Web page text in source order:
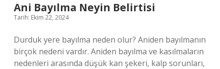
Ani Bayılma Neyin Belirtisi
Tarih: Ekim 22, 2024
Durduk yere bayılma neden olur? Aniden bayılmanın
birçok nedeni vardır. Aniden bayılma ve kasılmaların
nedenleri arasında düşük kan şekeri, kalp sorunları,